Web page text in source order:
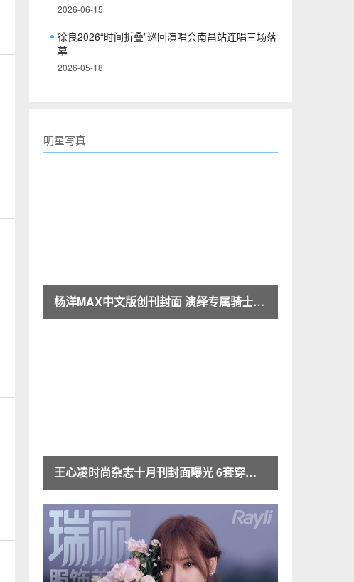
2026-06-15
徐良2026“时间折叠”巡回演唱会南昌站连唱三场落
幕
2026-05-18
明星写真
杨洋MAX中文版创刊封面 演绎专属骑士的自由灵魂
王心凌时尚杂志十月刊封面曝光 6套穿搭定义秋日甜心look